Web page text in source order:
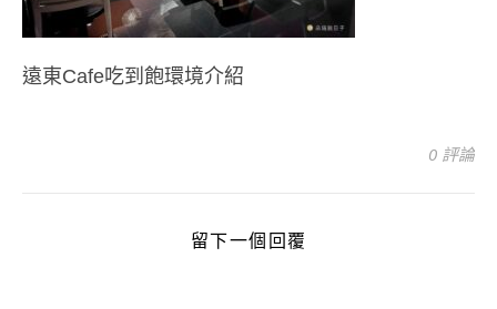
遠東Cafe吃到飽環境介紹
0 評論
留下一個回覆